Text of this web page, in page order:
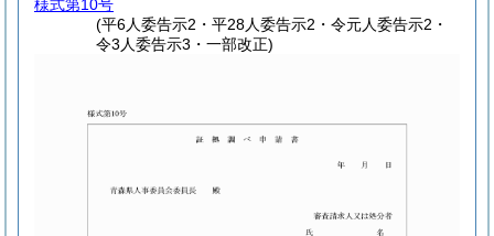
様式第10号
(平6人委告示2・平28人委告示2・令元人委告示2・
令3人委告示3・一部改正)